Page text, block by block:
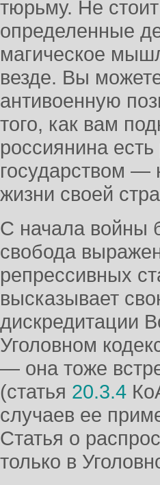
тюрьму. Не
определенные
магическое
везде. Вы
антивоенную
того, как вам
россиянина
государством —
жизни своей
С начала войны
свобода
репрессивных
высказывает
дискредитации
Уголовном
— она тоже
(статья 20.3.4
случаев ее
Статья о
только в